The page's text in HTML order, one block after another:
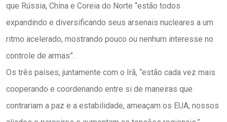
que Rússia, China e Coreia do Norte “estão todos
expandindo e diversificando seus arsenais nucleares a um
ritmo acelerado, mostrando pouco ou nenhum interesse no
controle de armas”.
Os três países, juntamente com o Irã, “estão cada vez mais
cooperando e coordenando entre si de maneiras que
contrariam a paz e a estabilidade, ameaçam os EUA, nossos